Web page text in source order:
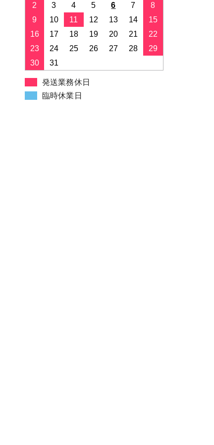
２つ折りパレットＡ・オフセット
版・50枚入り
３つ折りカラーパレットＢ
シーズンカラーパレットＣ・はが
き版
メイクカード・はがき版
2
3 4 5 6 7
8
9
10 11 12 13 14
15
16
17 18 19 20 21
22
23
24 25 26 27 28
29
30
31
発送業務休日
臨時休業日